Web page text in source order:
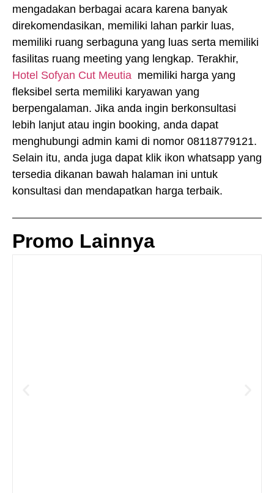
mengadakan berbagai acara karena banyak
direkomendasikan, memiliki lahan parkir luas,
memiliki ruang serbaguna yang luas serta memiliki
fasilitas ruang meeting yang lengkap. Terakhir,
Hotel Sofyan Cut Meutia memiliki harga yang
fleksibel serta memiliki karyawan yang
berpengalaman. Jika anda ingin berkonsultasi
lebih lanjut atau ingin booking, anda dapat
menghubungi admin kami di nomor 08118779121.
Selain itu, anda juga dapat klik ikon whatsapp yang
tersedia dikanan bawah halaman ini untuk
konsultasi dan mendapatkan harga terbaik.
Promo Lainnya